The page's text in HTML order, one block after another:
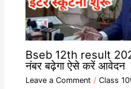
Bseb 12th result
नंबर बढ़ेगा ऐसे करें आवेदन
Leave a Comment / Class